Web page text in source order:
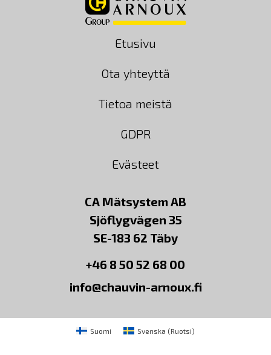
Etusivu
Ota yhteyttä
Tietoa meistä
GDPR
Evästeet
CA Mätsystem AB
Sjöflygvägen 35
SE-183 62 Täby
+46 8 50 52 68 00
info@chauvin-arnoux.fi
Suomi Svenska (Ruotsi)